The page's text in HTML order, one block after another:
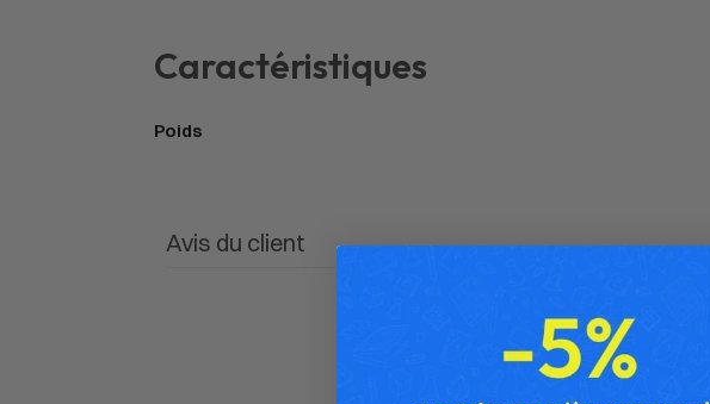
Caractéristiques
Poids
Avis du client